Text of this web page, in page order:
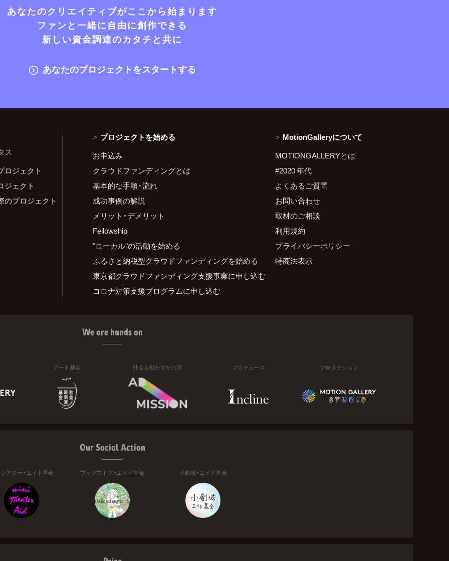
あなたのクリエイティブがここから始まります
ファンと一緒に自由に創作できる
新しい資金調達のカタチと共に
あなたのプロジェクトをスタートする
ス
ロジェクト
ジェクト
のプロジェクト
プロジェクトを始める
お申込み
クラウドファンディングとは
基本的な手順・流れ
成功事例の解説
メリット・デメリット
Fellowship
"ローカル"の活動を始める
ふるさと納税型クラウドファンディングを始める
東京都クラウドファンディング支援事業に申し込む
コロナ対策支援プログラムに申し込む
MotionGalleryについて
MOTIONGALLERYとは
#2020 年代
よくあるご質問
お問い合わせ
取材のご相談
利用規約
プライバシーポリシー
特商法表示
We are hands on
アート基金 社会を動かすかけ声 プロデュース プロダクション
Our Social Action
アター・エイド基金 ブックストア・エイド基金 小劇場・エイド基金